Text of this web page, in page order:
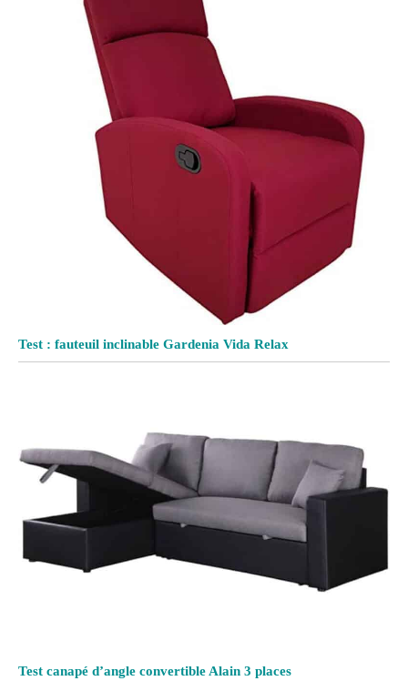
Test : fauteuil inclinable Gardenia Vida Relax
Test canapé d’angle convertible Alain 3 places